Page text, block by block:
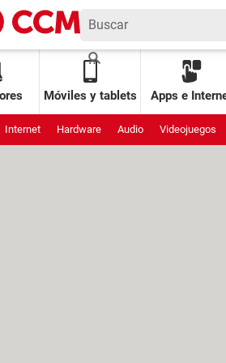
Móviles y tablets Apps e
Internet Hardware Audio Videojuegos